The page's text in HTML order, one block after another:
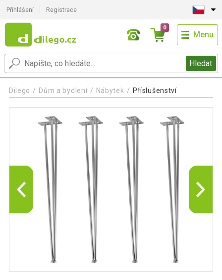
Přihlášení Registrace
Hledat
0
Menu
Dilego Dům a bydlení Nábytek Příslušenství